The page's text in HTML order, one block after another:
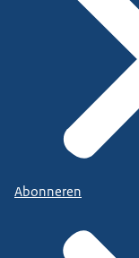
Abonneren